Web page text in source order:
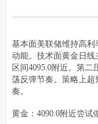
基本面美联储维持高
动能。技术面黄金日
区间4095.0附近。第二
荡反弹节奏。策略上
奏。
黄金：4090.0附近尝试